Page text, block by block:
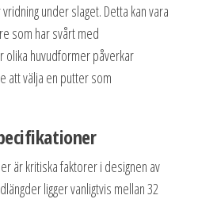
under slaget. Detta kan vara
som har svårt med
olika huvudformer påverkar
att välja en putter som
är kritiska faktorer i designen av
ligger vanligtvis mellan 32